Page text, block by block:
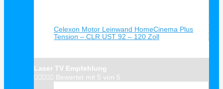
Celexon Motor Leinwand HomeCinema Plus
Tension – CLR UST 92 – 120 Zoll
Laser TV Empfehlung
     Bewertet mit 5 von 5